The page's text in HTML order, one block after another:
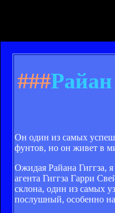
###
Он один из самых
фунтов, но он живет в
Ожидая Райана Гиггза,
агента Гиггза Гарри
склона, один из самых
послушный, особенно